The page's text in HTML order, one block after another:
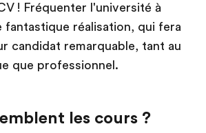
! Fréquenter l'université à
fantastique réalisation, qui fera
candidat remarquable, tant au
que professionnel.
les cours ?